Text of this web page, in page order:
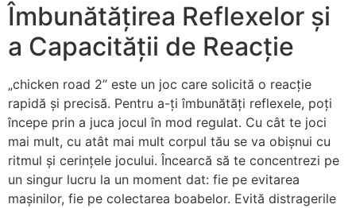
Îmbunătățirea Reflexelor și
a Capacității de Reacție
„chicken road 2” este un joc care solicită o reacție
rapidă și precisă. Pentru a-ți îmbunătăți reflexele, poți
începe prin a juca jocul în mod regulat. Cu cât te joci
mai mult, cu atât mai mult corpul tău se va obișnui cu
ritmul și cerințele jocului. Încearcă să te concentrezi pe
un singur lucru la un moment dat: fie pe evitarea
mașinilor, fie pe colectarea boabelor. Evită distragerile